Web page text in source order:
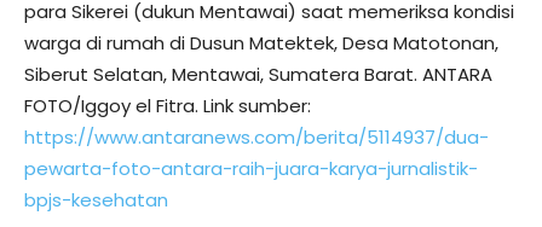
para Sikerei (dukun Mentawai) saat memeriksa kondisi
warga di rumah di Dusun Matektek, Desa Matotonan,
Siberut Selatan, Mentawai, Sumatera Barat. ANTARA
FOTO/Iggoy el Fitra. Link sumber:
https://www.antaranews.com/berita/5114937/dua-
pewarta-foto-antara-raih-juara-karya-jurnalistik-
bpjs-kesehatan